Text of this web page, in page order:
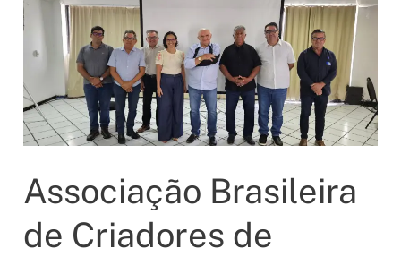
banho
de
mar
e
atividades
de
acessíveis
Praia
Associação Brasileira
de Criadores de